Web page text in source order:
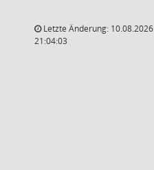
Letzte Änderung: 10.08.2026
21:04:03